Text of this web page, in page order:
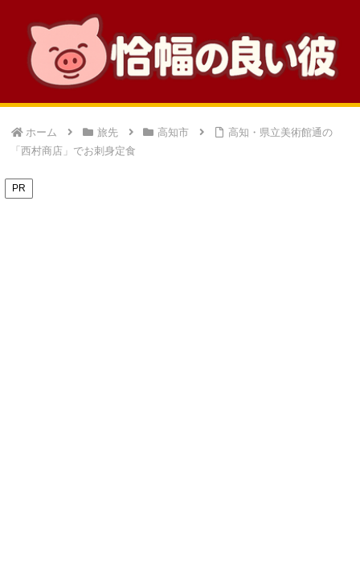
ホーム 旅先 高知市
高知・県立美術館通の
「西村商店」でお刺身定食
PR